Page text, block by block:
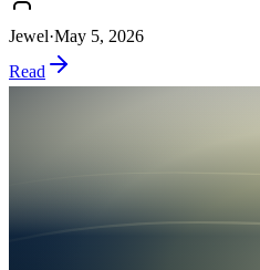
Jewel·May 5, 2026
Read